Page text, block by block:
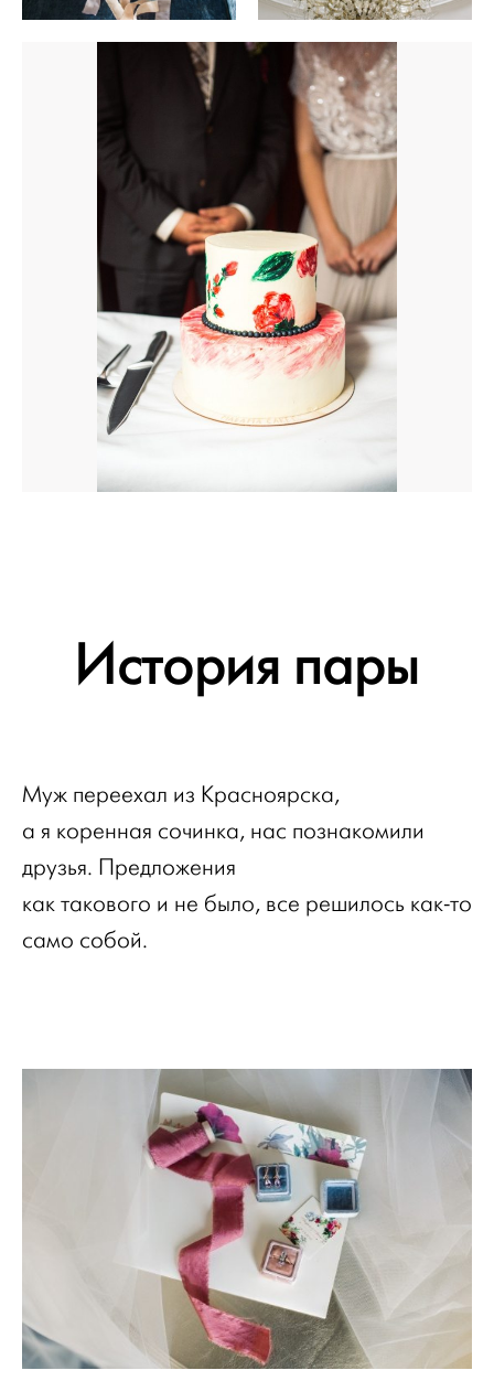
История пары
Муж переехал из Красноярска,
а я коренная сочинка, нас познакомили
друзья. Предложения
как такового и не было, все решилось как-то
само собой.